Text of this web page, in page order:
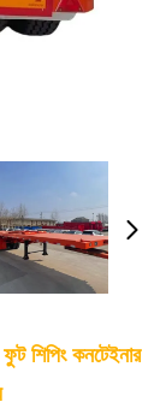
কনটেইনার